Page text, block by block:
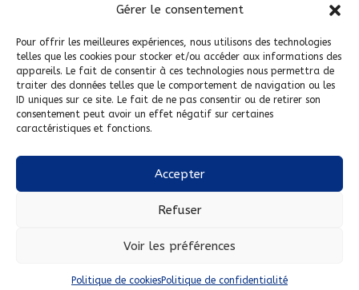
Gérer le consentement
Pour offrir les meilleures expériences, nous utilisons des technologies
telles que les cookies pour stocker et/ou accéder aux informations des
appareils. Le fait de consentir à ces technologies nous permettra de
traiter des données telles que le comportement de navigation ou les
ID uniques sur ce site. Le fait de ne pas consentir ou de retirer son
consentement peut avoir un effet négatif sur certaines
caractéristiques et fonctions.
Accepter
Refuser
Voir les préférences
Politique de cookiesPolitique de confidentialité
Devenez Délégué·e Régional·e !
Trouvez-nous près de chez vous !
Mentions légales
Conditions générales de vente
Politique de confidentialité